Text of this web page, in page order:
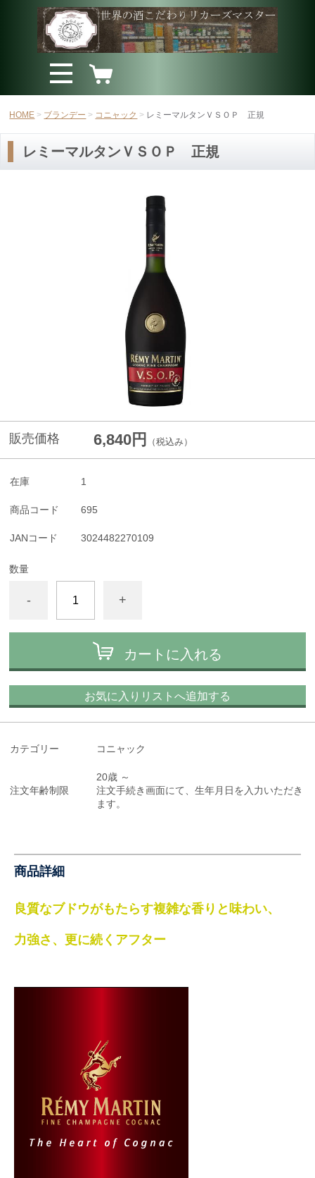
HOME ブランデー コニャック レミーマルタンＶＳＯＰ 正規
レミーマルタンＶＳＯＰ 正規
販売価格 6,840円 （税込み）
在庫 1
商品コード 695
JANコード 3024482270109
数量
- +
カートに入れる
お気に入りリストへ追加する
カテゴリー コニャック
注文年齢制限
20歳 ～
注文手続き画面にて、生年月日を入力いただき
ます。
商品詳細
良質なブドウがもたらす複雑な香りと味わい、
力強さ、更に続くアフター